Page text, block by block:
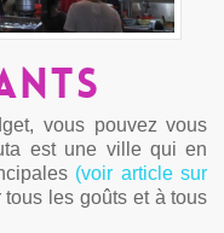
vous pouvez vous
est une ville qui en
(voir article sur
les goûts et à tous